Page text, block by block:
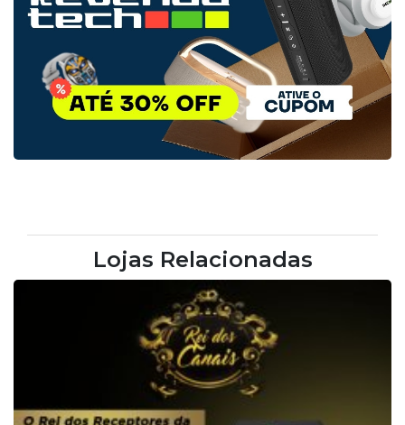
Lojas Relacionadas